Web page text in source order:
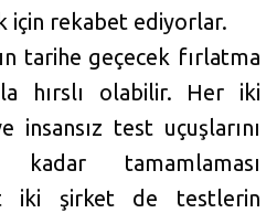
için rekabet ediyorlar.
tarihe geçecek fırlatma
hırslı olabilir. Her iki
insansız test uçuşlarını
kadar tamamlaması
iki şirket de testlerin